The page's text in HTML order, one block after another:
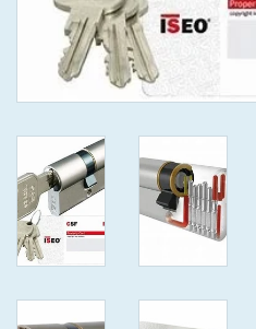
ISEO F 6 EXTRA S
ANTIKERNTREK ZWART IN
IEDERE GEWENSTE MAAT MET
VEILIGE SLEUTELS SKG***
ISEO F 6 EXTRA S
ANTIKERNTREK IN IEDERE
GEWENSTE MAAT MET